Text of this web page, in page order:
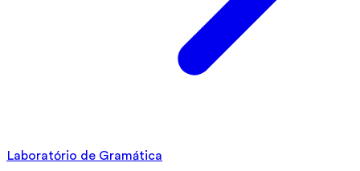
Laboratório de Gramática